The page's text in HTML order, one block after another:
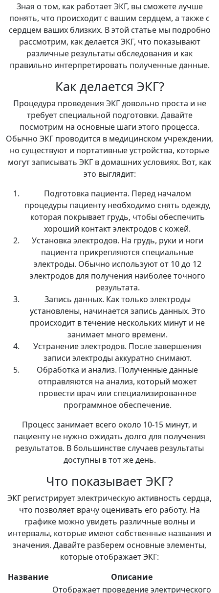
Зная о том, как работает ЭКГ, вы сможете лучше
понять, что происходит с вашим сердцем, а также с
сердцем ваших близких. В этой статье мы подробно
рассмотрим, как делается ЭКГ, что показывают
различные результаты обследования и как
правильно интерпретировать полученные данные.
Как делается ЭКГ?
Процедура проведения ЭКГ довольно проста и не
требует специальной подготовки. Давайте
посмотрим на основные шаги этого процесса.
Обычно ЭКГ проводится в медицинском учреждении,
но существуют и портативные устройства, которые
могут записывать ЭКГ в домашних условиях. Вот, как
это выглядит:
Подготовка пациента. Перед началом
процедуры пациенту необходимо снять одежду,
которая покрывает грудь, чтобы обеспечить
хороший контакт электродов с кожей.
Установка электродов. На грудь, руки и ноги
пациента прикрепляются специальные
электроды. Обычно используют от 10 до 12
электродов для получения наиболее точного
результата.
Запись данных. Как только электроды
установлены, начинается запись данных. Это
происходит в течение нескольких минут и не
занимает много времени.
Устранение электродов. После завершения
записи электроды аккуратно снимают.
Обработка и анализ. Полученные данные
отправляются на анализ, который может
провести врач или специализированное
программное обеспечение.
Процесс занимает всего около 10-15 минут, и
пациенту не нужно ожидать долго для получения
результатов. В большинстве случаев результаты
доступны в тот же день.
Что показывает ЭКГ?
ЭКГ регистрирует электрическую активность сердца,
что позволяет врачу оценивать его работу. На
графике можно увидеть различные волны и
интервалы, которые имеют собственные названия и
значения. Давайте разберем основные элементы,
которые отображает ЭКГ:
Название
Описание
Отображает проведение электрического